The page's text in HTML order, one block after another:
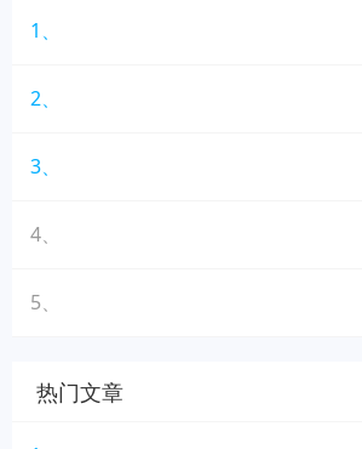
1、
2、
3、
4、
5、
热门文章